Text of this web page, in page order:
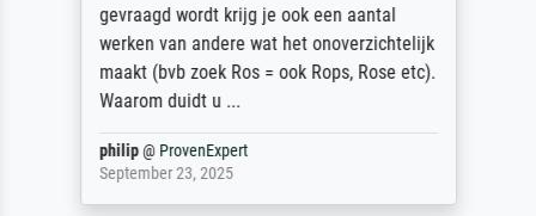
gevraagd wordt krijg je ook een aantal
werken van andere wat het onoverzichtelijk
maakt (bvb zoek Ros = ook Rops, Rose etc).
Waarom duidt u ...
philip@ ProvenExpert
September 23, 2025